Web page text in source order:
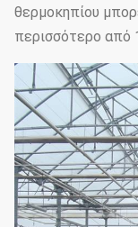
θερμοκηπίου
περισσότερο από